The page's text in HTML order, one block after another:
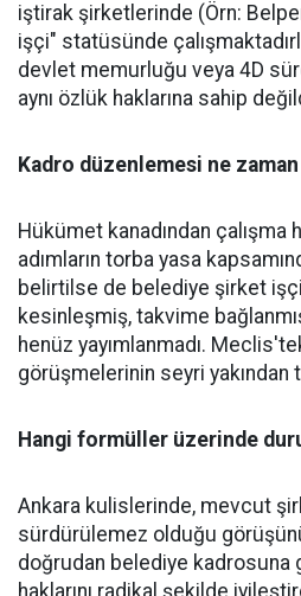
iştirak şirketlerinde (Örn:
işçi" statüsünde
devlet memurluğu veya 4D
aynı özlük haklarına sahip
Kadro düzenlemesi ne zaman
Hükümet kanadından çalışma
adımların torba yasa
belirtilse de belediye şirket
kesinleşmiş, takvime
henüz yayımlanmadı.
görüşmelerinin seyri yakından
Hangi formüller üzerinde
Ankara kulislerinde, mevcut
sürdürülemez olduğu
doğrudan belediye kadrosuna
haklarını radikal şekilde